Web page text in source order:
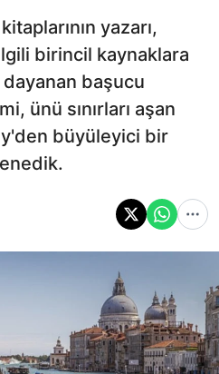
yazarı,
birincil kaynaklara
başucu
ünü sınırları aşan
büyüleyici bir